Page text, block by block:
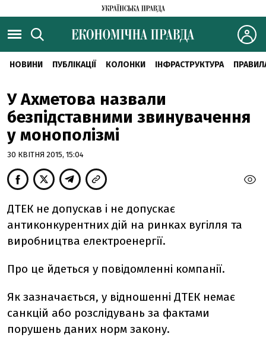
НОВИНИ ПУБЛІКАЦІЇ КОЛОНКИ ІНФРАСТРУКТУРА
У Ахметова назвали
безпідставними звинувачення
у монополізмі
30 КВІТНЯ 2015, 15:04
ДТЕК не допускав і не допускає
антиконкурентних дій на ринках вугілля та
виробництва електроенергії.
Про це йдеться у повідомленні компанії.
Як зазначається, у відношенні ДТЕК немає
санкцій або розслідувань за фактами
порушень даних норм закону.